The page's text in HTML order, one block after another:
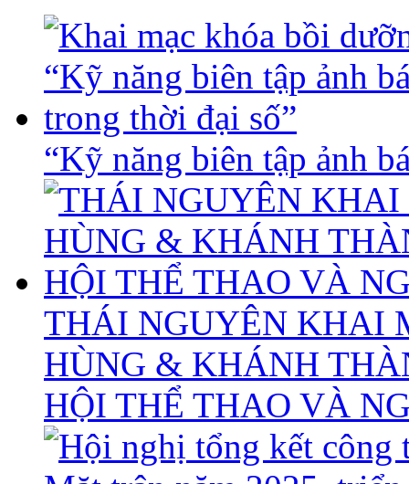
“Kỹ năng biên tập ảnh
THÁI NGUYÊN KHAI
HÙNG & KHÁNH
HỘI THỂ THAO VÀ